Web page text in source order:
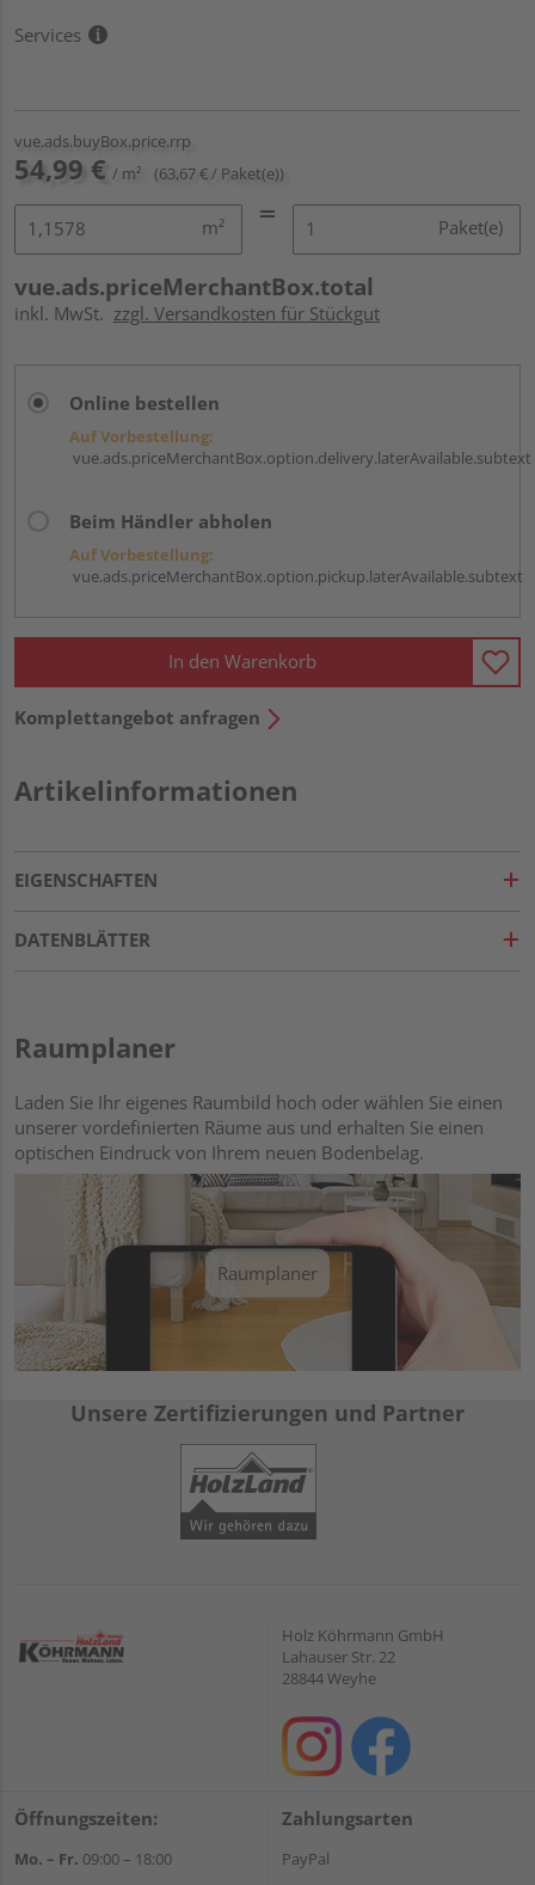
Services
vue.ads.buyBox.price.rrp
54,99 € / m² (63,67 € / Paket(e))
m² Paket(e)
vue.ads.priceMerchantBox.total
inkl. MwSt. zzgl. Versandkosten für Stückgut
Online bestellen
Auf Vorbestellung:
vue.ads.priceMerchantBox.option.delivery.laterAvailable.subtext
Beim Händler abholen
Auf Vorbestellung:
vue.ads.priceMerchantBox.option.pickup.laterAvailable.subtext
In den Warenkorb
Komplettangebot anfragen
Artikelinformationen
EIGENSCHAFTEN
DATENBLÄTTER
Raumplaner
Laden Sie Ihr eigenes Raumbild hoch oder wählen Sie einen
unserer vordefinierten Räume aus und erhalten Sie einen
optischen Eindruck von Ihrem neuen Bodenbelag.
Raumplaner
Unsere Zertifizierungen und Partner
Holz Köhrmann GmbH
Lahauser Str. 22
28844 Weyhe
Öffnungszeiten:
Mo. – Fr. 09:00 – 18:00
Zahlungsarten
PayPal